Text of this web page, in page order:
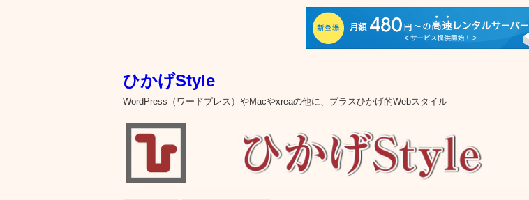
ひかげStyle
WordPress（ワードプレス）やMacやxreaの他に、プラスひかげ的Webスタイル